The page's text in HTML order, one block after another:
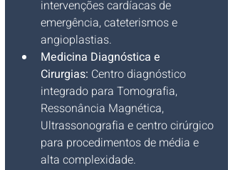
intervenções cardíacas de
emergência, cateterismos e
angioplastias.
Medicina Diagnóstica e
Cirurgias: Centro diagnóstico
integrado para Tomografia,
Ressonância Magnética,
Ultrassonografia e centro cirúrgico
para procedimentos de média e
alta complexidade.